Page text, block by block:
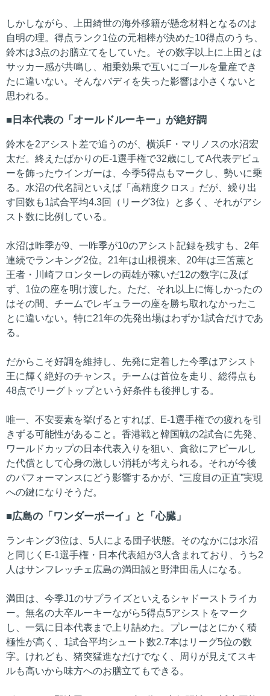
しかしながら、上田綺世の海外移籍が懸念材料となるのは
自明の理。得点ランク1位の元相棒が決めた10得点のうち、
鈴木は3点のお膳立てをしていた。その数字以上に上田とは
サッカー感が共鳴し、相乗効果で互いにゴールを量産でき
たに違いない。そんなバディを失った影響は小さくないと
思われる。
日本代表の「オールドルーキー」が絶好調
鈴木を2アシスト差で追うのが、横浜F・マリノスの水沼宏
太だ。終えたばかりのE-1選手権で32歳にしてA代表デビュ
ーを飾ったウインガーは、今季5得点もマークし、勢いに乗
る。水沼の代名詞といえば「高精度クロス」だが、繰り出
す回数も1試合平均4.3回（リーグ3位）と多く、それがアシ
スト数に比例している。
水沼は昨季が9、一昨季が10のアシスト記録を残すも、2年
連続でランキング2位。21年は山根視来、20年は三笘薫と
王者・川崎フロンターレの両雄が稼いだ12の数字に及ば
ず、1位の座を明け渡した。ただ、それ以上に悔しかったの
はその間、チームでレギュラーの座を勝ち取れなかったこ
とに違いない。特に21年の先発出場はわずか1試合だけであ
る。
だからこそ好調を維持し、先発に定着した今季はアシスト
王に輝く絶好のチャンス。チームは首位を走り、総得点も
48点でリーグトップという好条件も後押しする。
唯一、不安要素を挙げるとすれば、E-1選手権での疲れを引
きずる可能性があること。香港戦と韓国戦の2試合に先発、
ワールドカップの日本代表入りを狙い、貪欲にアピールし
た代償として心身の激しい消耗が考えられる。それが今後
のパフォーマンスにどう影響するかが、“三度目の正直”実現
への鍵になりそうだ。
広島の「ワンダーボーイ」と「心臓」
ランキング3位は、5人による団子状態。そのなかには水沼
と同じくE-1選手権・日本代表組が3人含まれており、うち2
人はサンフレッチェ広島の満田誠と野津田岳人になる。
満田は、今季J1のサプライズといえるシャドーストライカ
ー。無名の大卒ルーキーながら5得点5アシストをマーク
し、一気に日本代表まで上り詰めた。プレーはとにかく積
極性が高く、1試合平均シュート数2.7本はリーグ5位の数
字。けれども、猪突猛進なだけでなく、周りが見えてスキ
ルも高いから味方へのお膳立てもできる。